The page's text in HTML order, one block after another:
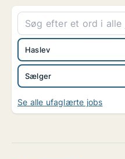
Sælger
Haslev
Se alle ufaglærte jobs